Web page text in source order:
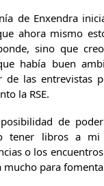
de Enxendra
ahora mismo
sino que
había buen
de las entrevistas
la RSE.
de
tener libros a mi
o los
mucho para